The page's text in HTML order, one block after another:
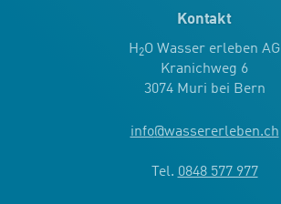
Kontakt
H2O Wasser erleben AG
Kranichweg 6
3074 Muri bei Bern
info@wassererleben.ch
Tel. 0848 577 977